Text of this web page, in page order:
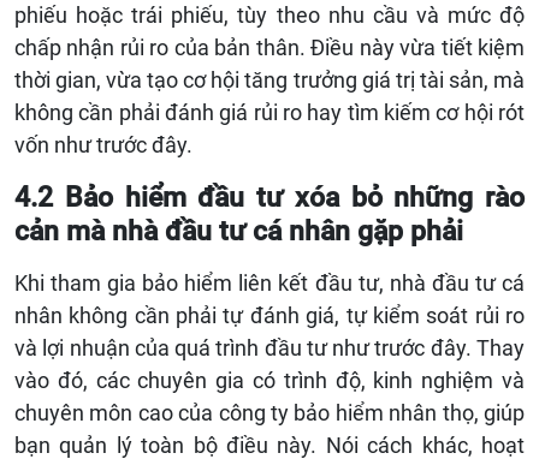
phiếu hoặc trái phiếu, tùy theo nhu cầu và mức độ
chấp nhận rủi ro của bản thân. Điều này vừa tiết kiệm
thời gian, vừa tạo cơ hội tăng trưởng giá trị tài sản, mà
không cần phải đánh giá rủi ro hay tìm kiếm cơ hội rót
vốn như trước đây.
4.2 Bảo hiểm đầu tư xóa bỏ những rào
cản mà nhà đầu tư cá nhân gặp phải
Khi tham gia bảo hiểm liên kết đầu tư, nhà đầu tư cá
nhân không cần phải tự đánh giá, tự kiểm soát rủi ro
và lợi nhuận của quá trình đầu tư như trước đây. Thay
vào đó, các chuyên gia có trình độ, kinh nghiệm và
chuyên môn cao của công ty bảo hiểm nhân thọ, giúp
bạn quản lý toàn bộ điều này. Nói cách khác, hoạt